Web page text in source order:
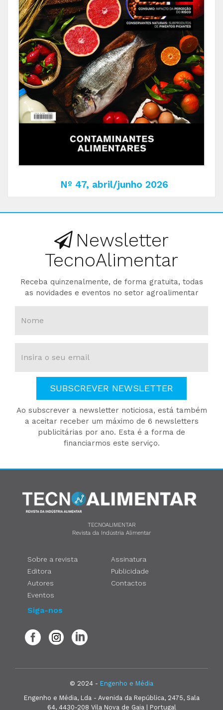
Nº 47, abril/junho 2026
Newsletter
TecnoAlimentar
Receba quinzenalmente, de forma gratuita, todas
as novidades e eventos no setor agroalimentar
SUBSCREVER NEWSLETTER
Ao subscrever a newsletter noticiosa, está também
a aceitar receber um máximo de 6 newsletters
publicitárias por ano. Esta é a forma de
financiarmos este serviço.
TECNOALIMENTAR
Revista da Indústria Alimentar
Sobre a revista
Editora
Autores
Eventos
Assinatura
Publicidade
Contactos
Siga-nos
© 2024 - Engenho e Média
Engenho e Média, Lda - Avenida da República, 2475, Sala
64, 4430-208 Vila Nova de Gaia | Portugal